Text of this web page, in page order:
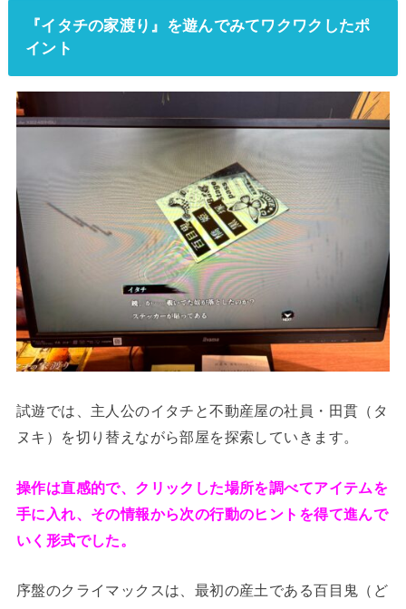
『イタチの家渡り』を遊んでみてワクワクしたポ
イント
試遊では、主人公のイタチと不動産屋の社員・田貫（タ
ヌキ）を切り替えながら部屋を探索していきます。
操作は直感的で、クリックした場所を調べてアイテムを
手に入れ、その情報から次の行動のヒントを得て進んで
いく形式でした。
序盤のクライマックスは、最初の産土である百目鬼（ど